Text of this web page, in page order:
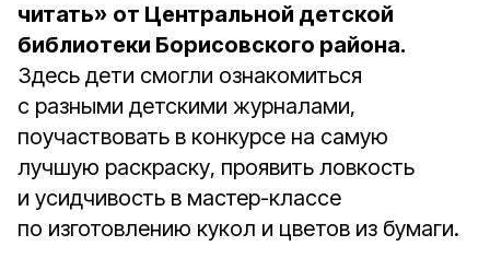
читать» от Центральной детской
библиотеки Борисовского района.
Здесь дети смогли ознакомиться
с разными детскими журналами,
поучаствовать в конкурсе на самую
лучшую раскраску, проявить ловкость
и усидчивость в мастер-классе
по изготовлению кукол и цветов из бумаги.